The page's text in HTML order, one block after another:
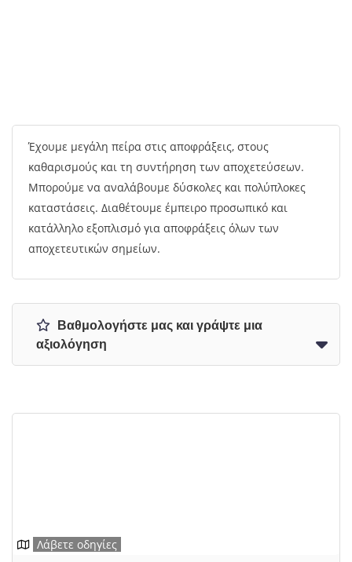
Έχουμε μεγάλη πείρα στις αποφράξεις, στους
καθαρισμούς και τη συντήρηση των αποχετεύσεων.
Μπορούμε να αναλάβουμε δύσκολες και πολύπλοκες
καταστάσεις. Διαθέτουμε έμπειρο προσωπικό και
κατάλληλο εξοπλισμό για αποφράξεις όλων των
αποχετευτικών σημείων.
Βαθμολογήστε μας και γράψτε μια
αξιολόγηση
Λάβετε οδηγίες